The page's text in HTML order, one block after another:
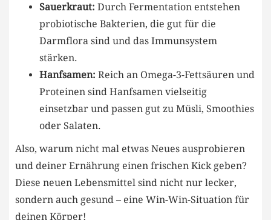
Sauerkraut: Durch Fermentation entstehen
probiotische ​Bakterien, die gut für die
Darmflora​ sind und das ⁣Immunsystem
stärken.
Hanfsamen: Reich an⁣ Omega-3-Fettsäuren und
Proteinen sind Hanfsamen vielseitig⁣
einsetzbar und passen gut zu Müsli, Smoothies
​oder Salaten.
Also, warum ⁤nicht ⁢mal etwas ‌Neues ⁣ausprobieren
und deiner Ernährung einen frischen‌ Kick geben?
⁣Diese neuen Lebensmittel sind nicht nur lecker,
sondern‌ auch‌ gesund – eine⁤ Win-Win-Situation ‌für‌
deinen Körper!